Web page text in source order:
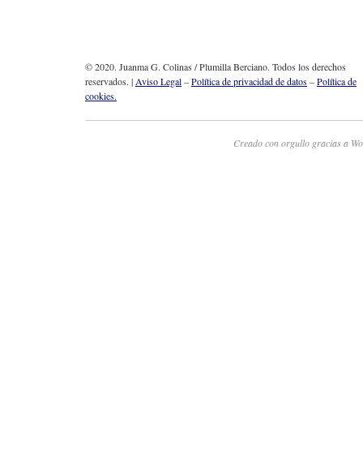
© 2020. Juanma G. Colinas / Plumilla Berciano. Todos los derechos
reservados. |Aviso Legal–Política de privacidad de datos–Política de
cookies.
Creado con orgullo gracias a